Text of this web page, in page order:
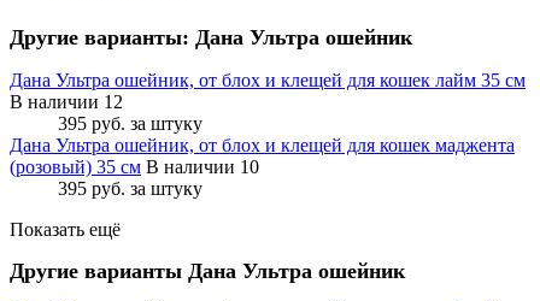
Другие варианты: Дана Ультра ошейник
Дана Ультра ошейник, от блох и клещей для кошек лайм 35 см
В наличии 12
395 руб. за штуку
Дана Ультра ошейник, от блох и клещей для кошек маджента
(розовый) 35 см В наличии 10
395 руб. за штуку
Показать ещё
Другие варианты Дана Ультра ошейник